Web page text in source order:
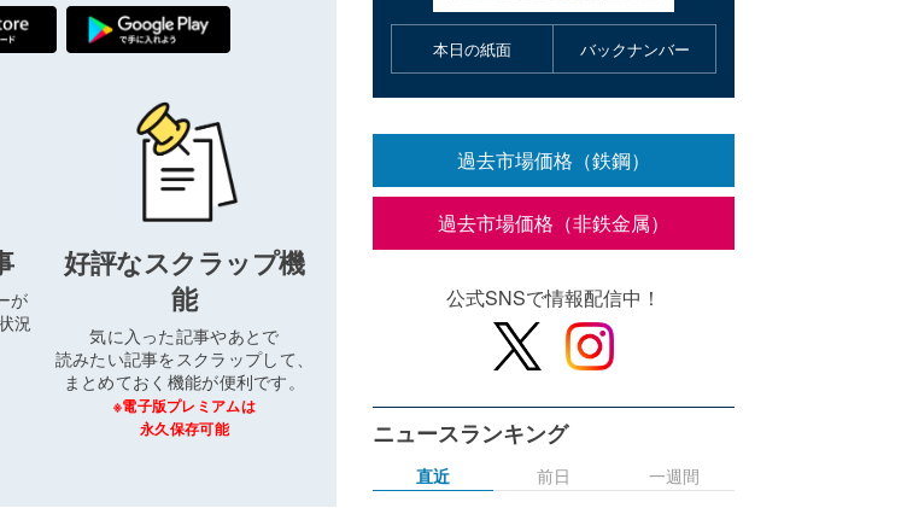
が
況
好評なスクラップ機
能
気に入った記事やあとで
読みたい記事をスクラップして、
まとめておく機能が便利です。
※電子版プレミアムは
永久保存可能
本日の紙面 バックナンバー
過去市場価格（鉄鋼）
過去市場価格（非鉄金属）
公式SNSで情報配信中！
ニュースランキング
直近
前日 一週間